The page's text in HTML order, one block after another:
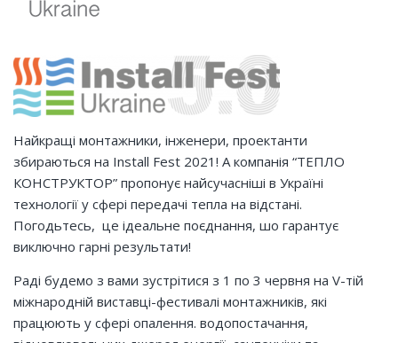
Найкращі монтажники, інженери, проектанти
збираються на Install Fest 2021! А компанія “ТЕПЛО
КОНСТРУКТОР” пропонує найсучасніші в Україні
технології у сфері передачі тепла на відстані.
Погодьтесь, це ідеальне поєднання, шо гарантує
виключно гарні результати!
Раді будемо з вами зустрітися з 1 по 3 червня на V-тій
міжнародній виставці-фестивалі монтажників, які
працюють у сфері опалення. водопостачання,